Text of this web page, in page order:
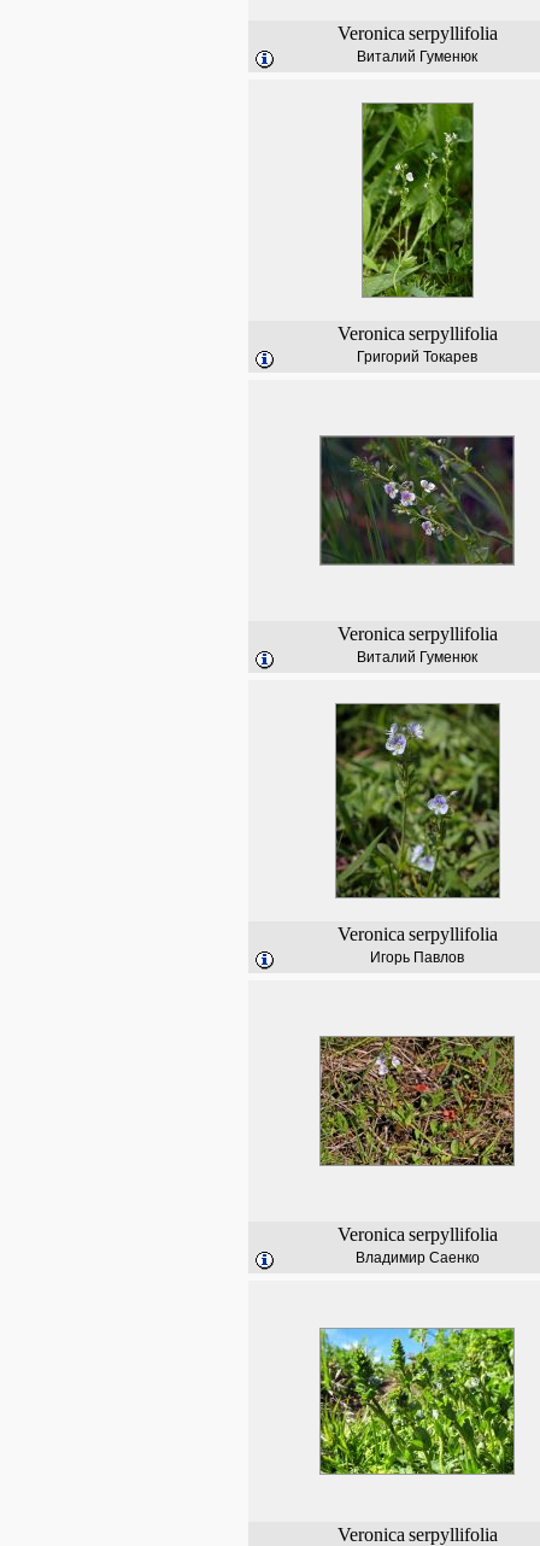
Veronica serpyllifolia
Виталий Гуменюк
Veronica serpyllifolia
Григорий Токарев
Veronica serpyllifolia
Виталий Гуменюк
Veronica serpyllifolia
Игорь Павлов
Veronica serpyllifolia
Владимир Саенко
Veronica serpyllifolia